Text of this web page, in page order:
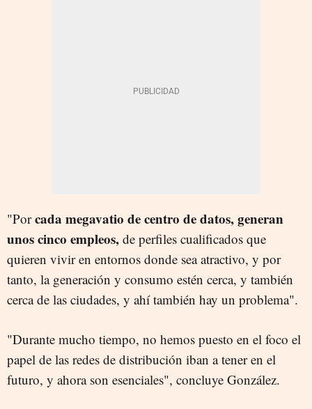
"Porcada megavatio de centro de datos, generan
unos cinco empleos, de perfiles cualificados que
quieren vivir en entornos donde sea atractivo, y por
tanto, la generación y consumo estén cerca, y también
cerca de las ciudades, y ahí también hay un problema".
"Durante mucho tiempo, no hemos puesto en el foco el
papel de las redes de distribución iban a tener en el
futuro, y ahora son esenciales", concluye González.